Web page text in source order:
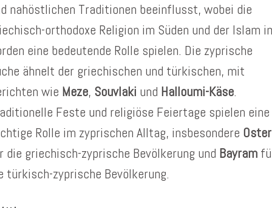
nahöstlichen Traditionen beeinflusst, wobei die
orthodoxe Religion im Süden und der Islam
eine bedeutende Rolle spielen. Die zyprische
ähnelt der griechischen und türkischen, mit
wie Meze, Souvlaki und Halloumi-Käse.
Feste und religiöse Feiertage spielen eine
Rolle im zyprischen Alltag, insbesondere
die griechisch-zyprische Bevölkerung und Bayram
türkisch-zyprische Bevölkerung.